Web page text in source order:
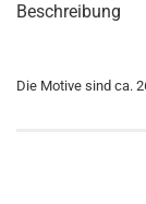
Beschreibung
Die Motive sind ca.